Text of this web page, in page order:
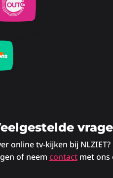
online tv-kijken bij
of neem contactmet ons